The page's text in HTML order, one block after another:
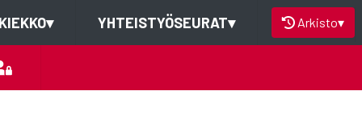
▾ YHTEISTYÖSEURAT▾ Arkisto▾